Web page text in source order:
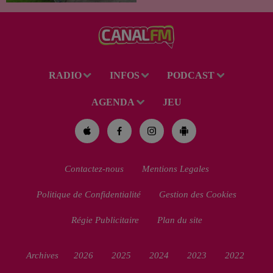
pour homicide...
RADIO INFOS PODCAST
AGENDA JEU
Contactez-nous Mentions Legales
Politique de Confidentialité Gestion des Cookies
Régie Publicitaire Plan du site
Archives 2026 2025 2024 2023 2022